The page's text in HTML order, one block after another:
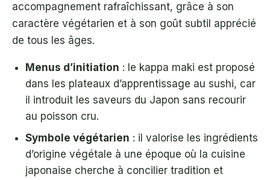
accompagnement rafraîchissant, grâce à son
caractère végétarien et à son goût subtil apprécié
de tous les âges.
Menus d’initiation : le kappa maki est proposé
dans les plateaux d’apprentissage au sushi, car
il introduit les saveurs du Japon sans recourir
au poisson cru.
Symbole végétarien : il valorise les ingrédients
d’origine végétale à une époque où la cuisine
japonaise cherche à concilier tradition et